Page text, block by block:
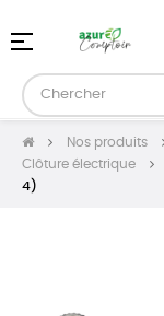
Basculer
navigation
☰
Nos produits
Clôture électrique
4)